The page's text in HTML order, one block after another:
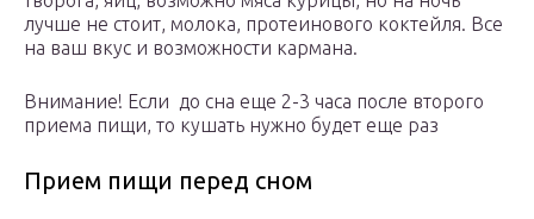
лучше не стоит, молока, протеинового коктейля. Все
на ваш вкус и возможности кармана.
Внимание! Если до сна еще 2-3 часа после второго
приема пищи, то кушать нужно будет еще раз
Прием пищи перед сном